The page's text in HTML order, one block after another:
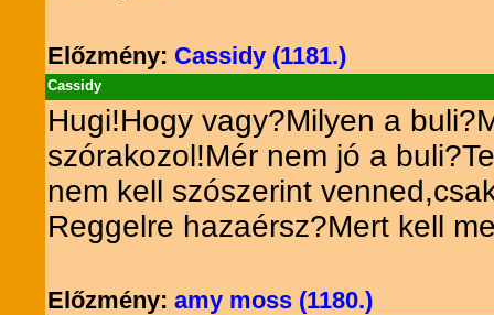
Előzmény: Cassidy (1181.)
Cassidy
Hugi!Hogy vagy?Milyen a
szórakozol!Mér nem jó a
nem kell szószerint
Reggelre hazaérsz?Mert kell
Előzmény:amy moss (1180.)